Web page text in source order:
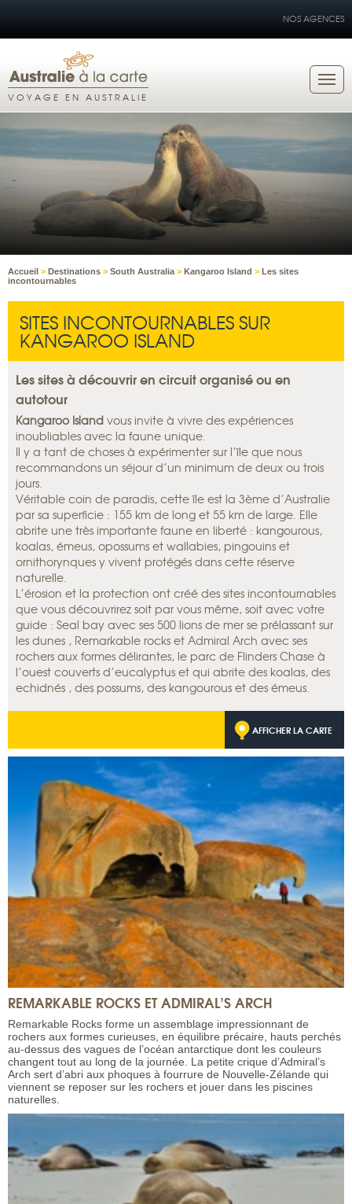
NOS AGENCES
VOYAGE EN AUSTRALIE
Accueil > Destinations > South Australia > Kangaroo Island > Les sites
incontournables
SITES INCONTOURNABLES SUR
KANGAROO ISLAND
Les sites à découvrir en circuit organisé ou en
autotour
Kangaroo Island vous invite à vivre des expériences
inoubliables avec la faune unique.
Il y a tant de choses à expérimenter sur l’île que nous
recommandons un séjour d’un minimum de deux ou trois
jours.
Véritable coin de paradis, cette île est la 3ème d’Australie
par sa superficie : 155 km de long et 55 km de large. Elle
abrite une très importante faune en liberté : kangourous,
koalas, émeus, opossums et wallabies, pingouins et
ornithorynques y vivent protégés dans cette réserve
naturelle.
L’érosion et la protection ont créé des sites incontournables
que vous découvrirez soit par vous même, soit avec votre
guide : Seal bay avec ses 500 lions de mer se prélassant sur
les dunes , Remarkable rocks et Admiral Arch avec ses
rochers aux formes délirantes, le parc de Flinders Chase à
l’ouest couverts d’eucalyptus et qui abrite des koalas, des
echidnés , des possums, des kangourous et des émeus.
AFFICHER LA CARTE
REMARKABLE ROCKS ET ADMIRAL’S ARCH
Remarkable Rocks forme un assemblage impressionnant de
rochers aux formes curieuses, en équilibre précaire, hauts perchés
au-dessus des vagues de l’océan antarctique dont les couleurs
changent tout au long de la journée. La petite crique d’Admiral’s
Arch sert d’abri aux phoques à fourrure de Nouvelle-Zélande qui
viennent se reposer sur les rochers et jouer dans les piscines
naturelles.